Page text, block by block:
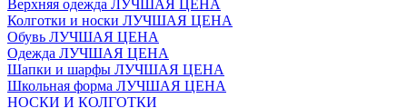
Верхняя одежда ЛУЧШАЯ ЦЕНА
Колготки и носки ЛУЧШАЯ ЦЕНА
Обувь ЛУЧШАЯ ЦЕНА
Одежда ЛУЧШАЯ ЦЕНА
Шапки и шарфы ЛУЧШАЯ ЦЕНА
Школьная форма ЛУЧШАЯ ЦЕНА
НОСКИ И КОЛГОТКИ